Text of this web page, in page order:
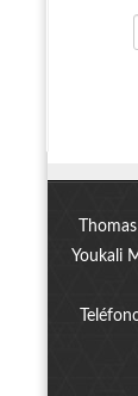
Youkali